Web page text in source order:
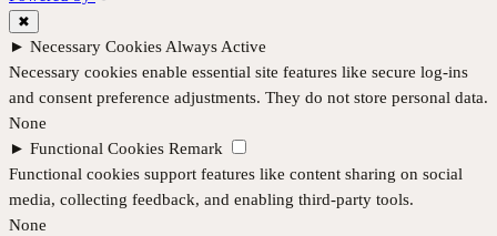
✖
► Necessary CookiesAlways Active
Necessary cookies enable essential site features like secure log-ins
and consent preference adjustments. They do not store personal data.
None
► Functional Cookies Remark
Functional cookies support features like content sharing on social
media, collecting feedback, and enabling third-party tools.
None